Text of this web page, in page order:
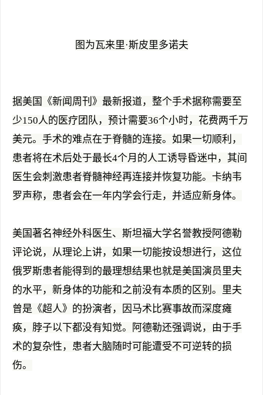
图为瓦来里·斯皮里多诺夫
据美国《新闻周刊》最新报道，整个手术据称需要至
少150人的医疗团队，预计需要36个小时，花费两千万
美元。手术的难点在于脊髓的连接。如果一切顺利，
患者将在术后处于最长4个月的人工诱导昏迷中，其间
医生会刺激患者脊髓神经再连接并恢复功能。卡纳韦
罗声称，患者会在一年内学会行走，并适应新身体。
美国著名神经外科医生、斯坦福大学名誉教授阿德勒
评论说，从理论上讲，如果一切能按设想进行，这位
俄罗斯患者能得到的最理想结果也就是美国演员里夫
的水平，新身体的功能和之前没有本质的区别。里夫
曾是《超人》的扮演者，因马术比赛事故而深度瘫
痪，脖子以下都没有知觉。阿德勒还强调说，由于手
术的复杂性，患者大脑随时可能遭受不可逆转的损
伤。